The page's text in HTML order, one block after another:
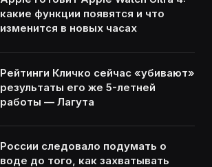
какие функции появятся и что
изменится в новых часах
Рейтинги Кличко сейчас «убивают»
результаты его же 5-летней
работы — Лагута
России следовало подумать о
воде до того, как захватывать